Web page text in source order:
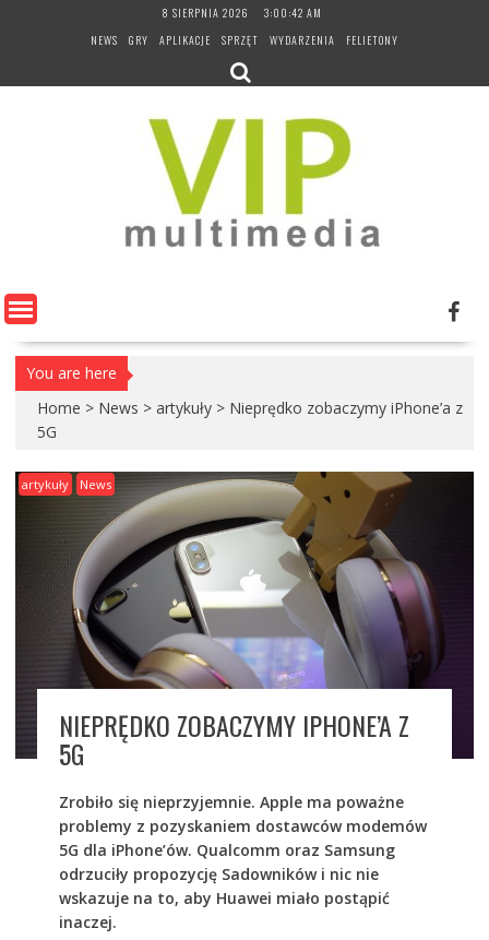
8 SIERPNIA 2026
3:00:43 AM
NEWS
GRY APLIKACJE SPRZĘT WYDARZENIA FELIETONY
You are here
Home > News > artykuły > Nieprędko zobaczymy iPhone’a z
5G
artykuły News
NIEPRĘDKO ZOBACZYMY IPHONE’A Z
5G
Zrobiło się nieprzyjemnie. Apple ma poważne
problemy z pozyskaniem dostawców modemów
5G dla iPhone’ów. Qualcomm oraz Samsung
odrzuciły propozycję Sadowników i nic nie
wskazuje na to, aby Huawei miało postąpić
inaczej.